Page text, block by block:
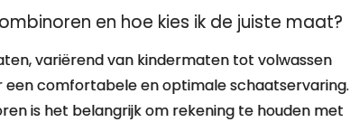
en hoe kies ik de juiste maat?
variërend van kindermaten tot volwassen
een comfortabele en optimale schaatservaring.
is het belangrijk om rekening te houden met